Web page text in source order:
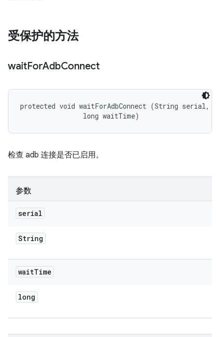
受保护的方法
waitForAdbConnect
protected void waitForAdbConnect (String serial,
                long waitTime)
检查 adb 连接是否已启用。
参数
serial
String
waitTime
long